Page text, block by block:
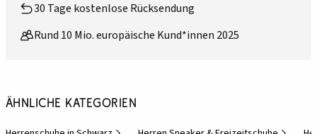
30 Tage kostenlose Rücksendung
Rund 10 Mio. europäische Kund*innen 2025
Ähnliche Kategorien